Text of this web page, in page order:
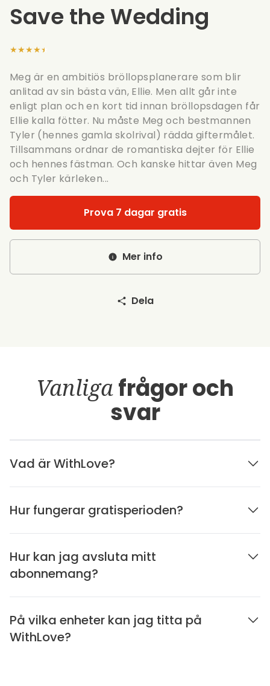
Save the Wedding
★★★★★
Meg är en ambitiös bröllopsplanerare som blir
anlitad av sin bästa vän, Ellie. Men allt går inte
enligt plan och en kort tid innan bröllopsdagen får
Ellie kalla fötter. Nu måste Meg och bestmannen
Tyler (hennes gamla skolrival) rädda giftermålet.
Tillsammans ordnar de romantiska dejter för Ellie
och hennes fästman. Och kanske hittar även Meg
och Tyler kärleken...
Prova 7 dagar gratis
Mer info
Dela
Vanligafrågor och
svar
Vad är WithLove?
Hur fungerar gratisperioden?
Hur kan jag avsluta mitt
abonnemang?
På vilka enheter kan jag titta på
WithLove?